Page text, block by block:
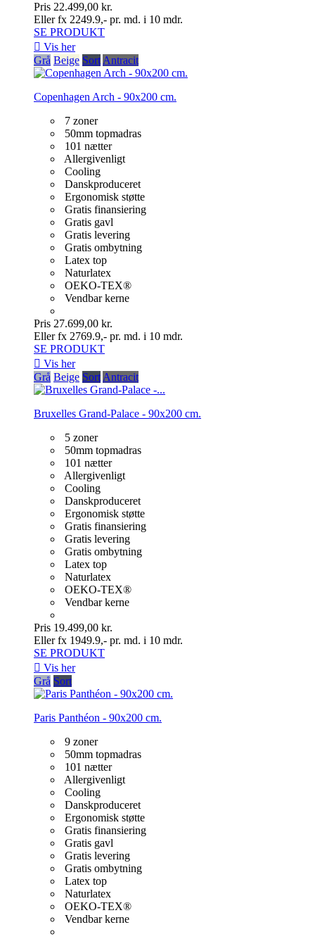
Pris 22.499,00 kr.
Eller fx 2249.9,- pr. md. i 10 mdr.
SE PRODUKT
 Vis her
Grå Beige Sort Antracit
Copenhagen Arch - 90x200 cm.
7 zoner
50mm topmadras
101 nætter
Allergivenligt
Cooling
Danskproduceret
Ergonomisk støtte
Gratis finansiering
Gratis gavl
Gratis levering
Gratis ombytning
Latex top
Naturlatex
OEKO-TEX®
Vendbar kerne
Pris 27.699,00 kr.
Eller fx 2769.9,- pr. md. i 10 mdr.
SE PRODUKT
 Vis her
Grå Beige Sort Antracit
Bruxelles Grand-Palace - 90x200 cm.
5 zoner
50mm topmadras
101 nætter
Allergivenligt
Cooling
Danskproduceret
Ergonomisk støtte
Gratis finansiering
Gratis levering
Gratis ombytning
Latex top
Naturlatex
OEKO-TEX®
Vendbar kerne
Pris 19.499,00 kr.
Eller fx 1949.9,- pr. md. i 10 mdr.
SE PRODUKT
 Vis her
Grå Sort
Paris Panthéon - 90x200 cm.
9 zoner
50mm topmadras
101 nætter
Allergivenligt
Cooling
Danskproduceret
Ergonomisk støtte
Gratis finansiering
Gratis gavl
Gratis levering
Gratis ombytning
Latex top
Naturlatex
OEKO-TEX®
Vendbar kerne